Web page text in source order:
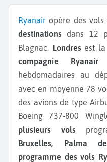
Ryanair opère des
destinations dans 12
Blagnac. Londres est
compagnie Ryanair
hebdomadaires au
avec en moyenne 78
des avions de type
Boeing 737-800
plusieurs vols
Bruxelles, Palma
programme des vols